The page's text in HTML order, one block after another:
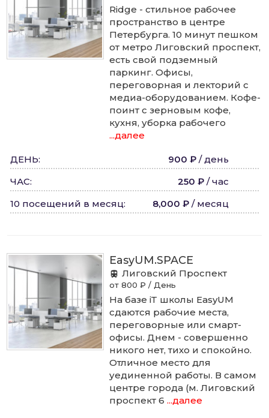
Ridge - стильное рабочее
пространство в центре
Петербурга. 10 минут пешком
от метро Лиговский проспект,
есть свой подземный
паркинг. Офисы,
переговорная и лекторий с
медиа-оборудованием. Кофе-
поинт с зерновым кофе,
кухня, уборка рабочего
...далее
ДЕНЬ: 900 ₽ / день
ЧАС: 250 ₽ / час
10 посещений в месяц: 8,000 ₽ / месяц
EasyUM.SPACE
Лиговский Проспект
от 800 ₽ / День
На базе iT школы EasyUM
сдаются рабочие места,
переговорные или смарт-
офисы. Днем - совершенно
никого нет, тихо и спокойно.
Отличное место для
уединенной работы. В самом
центре города (м. Лиговский
проспект 6 ...далее